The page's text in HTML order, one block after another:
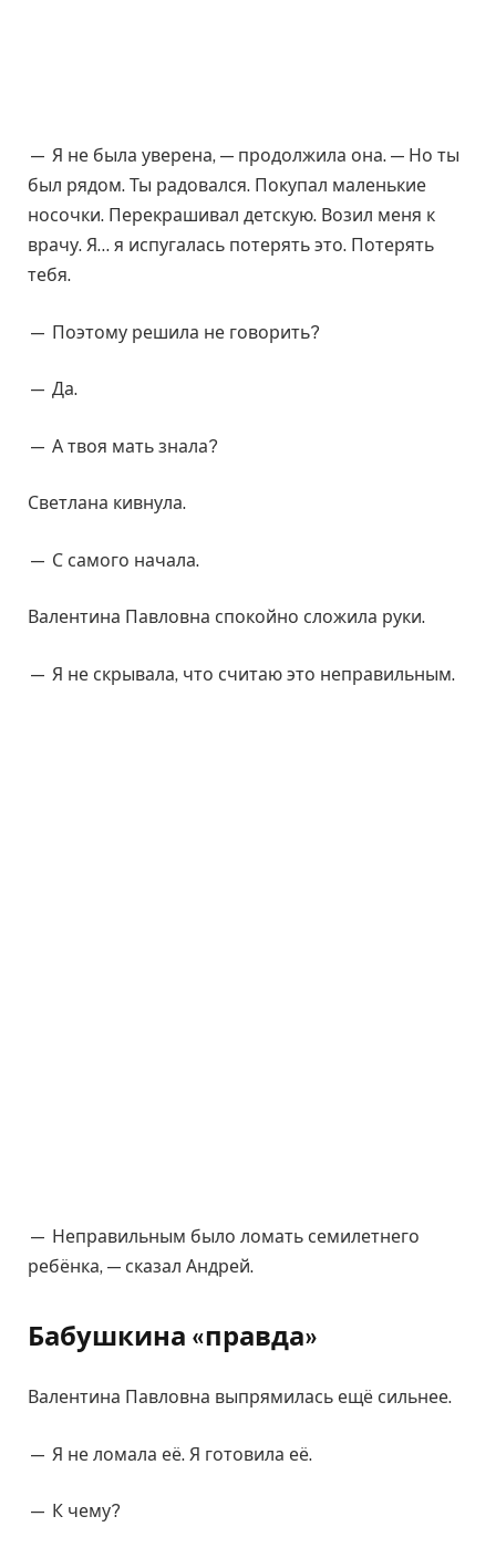
— Я не была уверена, — продолжила она. — Но ты
был рядом. Ты радовался. Покупал маленькие
носочки. Перекрашивал детскую. Возил меня к
врачу. Я… я испугалась потерять это. Потерять
тебя.
— Поэтому решила не говорить?
— Да.
— А твоя мать знала?
Светлана кивнула.
— С самого начала.
Валентина Павловна спокойно сложила руки.
— Я не скрывала, что считаю это неправильным.
— Неправильным было ломать семилетнего
ребёнка, — сказал Андрей.
Бабушкина «правда»
Валентина Павловна выпрямилась ещё сильнее.
— Я не ломала её. Я готовила её.
— К чему?